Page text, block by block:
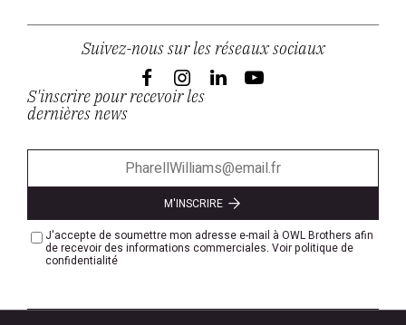
Suivez-nous sur les réseaux sociaux
S'inscrire pour recevoir les
dernières news
M'INSCRIRE
J'accepte de soumettre mon adresse e-mail à OWL Brothers afin
de recevoir des informations commerciales. Voir politique de
confidentialité